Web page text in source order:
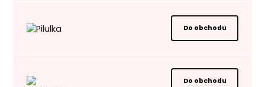
Do obchodu
Do obchodu